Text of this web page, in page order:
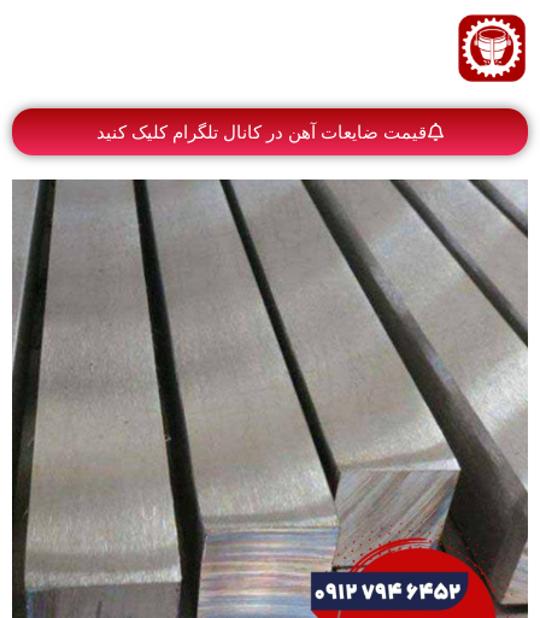
قیمت ضایعات آهن در کانال تلگرام کلیک کنید